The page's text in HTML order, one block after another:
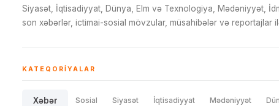
Siyasət, İqtisadiyyat, Dünya, Elm və Texnologiya, Mədəniyyət,
son xəbərlər, ictimai-sosial mövzular, müsahibələr və reportajlar
KATEQORIYALAR
Xəbər Sosial Siyasət İqtisadiyyat Mədəniyyət